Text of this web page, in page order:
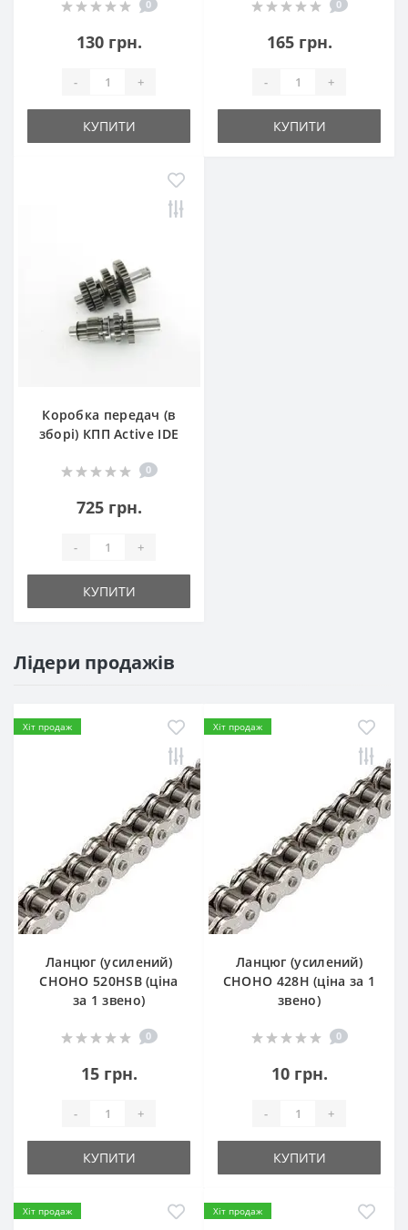
0
130 грн.
- +
КУПИТИ
0
165 грн.
- +
КУПИТИ
Коробка передач (в
зборі) КПП Active IDE
0
725 грн.
- +
КУПИТИ
Лідери продажів
Хіт продаж
Ланцюг (усилений)
СHOHO 520HSB (ціна
за 1 звено)
0
15 грн.
- +
КУПИТИ
Хіт продаж
Ланцюг (усилений)
СHOHO 428H (ціна за 1
звено)
0
10 грн.
- +
КУПИТИ
Хіт продаж Хіт продаж